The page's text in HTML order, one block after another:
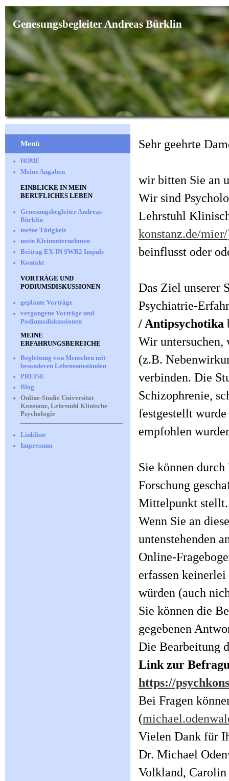
Genesungsbegleiter Andreas Bürklin
Menü
HOME
Meine Angaben
EINBLICKE IN MEIN
BERUFLICHES LEBEN
Genesungsbegleiter Andreas
Bürklin
meine Tätigkeit
mein Kleinunternehmen
Beitrag EX-IN SWR2 Impuls
Kontakt
VORTRÄGE UND
PODIUMSDISKUSSIONEN
geplante Vorträge
vergangene Vorträge und
Podiumsdiskussionen
MEINE
ERFAHRUNGSBEREICHE
Begleitung von Menschen mit
besonderen Lebensumständen
PREISE
Blog
Online-Studie Universität
Konstanz, Lehrstuhl Klinische
Psychologie
Linkliste
Impressum
Sehr geehrte
wir bitten Sie an
Wir sind
Lehrstuhl
konstanz.de/mier/
beinflusst oder
Das Ziel unserer
Psychiatrie-
/ Antipsychotika
Wir
(z.B.
verbinden. Die
Schizophrenie,
festgestellt
empfohlen
Sie können
Forschung
Mittelpunkt stellt.
Wenn Sie an
untenstehenden
Online-
erfassen
würden (auch
Sie können die
gegebenen
Die Bearbeitung
Link zur
https://
Bei Fragen
(
Vielen Dank für
Dr. Michael
Volkland,